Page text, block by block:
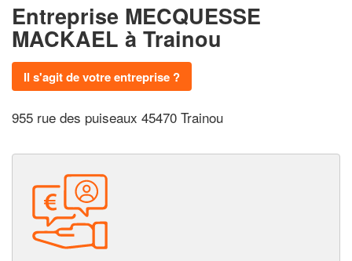
Entreprise MECQUESSE
MACKAEL à Trainou
Il s'agit de votre entreprise ?
955 rue des puiseaux 45470 Trainou